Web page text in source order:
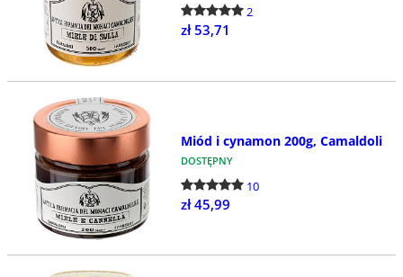
2
zł 53,71
Miód i cynamon 200g, Camaldoli
DOSTĘPNY
10
zł 45,99